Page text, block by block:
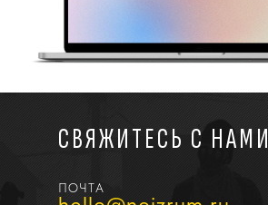
СВЯЖИТЕСЬ С НАМИ
ПОЧТА